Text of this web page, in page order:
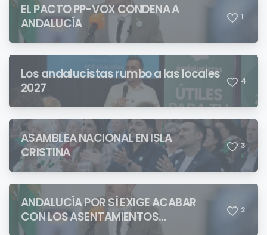
EL PACTO PP-VOX CONDENA A
ANDALUCÍA
1
Los andalucistas rumbo a las locales
2027
4
ASAMBLEA NACIONAL EN ISLA
CRISTINA
3
ANDALUCÍA POR SÍ EXIGE ACABAR
CON LOS ASENTAMIENTOS
CHABOLISTAS
2